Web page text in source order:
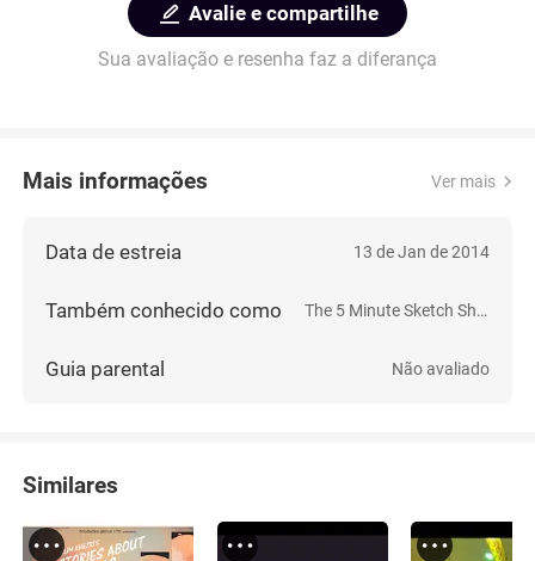
Avalie e compartilhe
Sua avaliação e resenha faz a diferança
Mais informações Ver mais
Data de estreia 13 de Jan de 2014
Também conhecido como The 5 Minute Sketch Show
Guia parental Não avaliado
Similares